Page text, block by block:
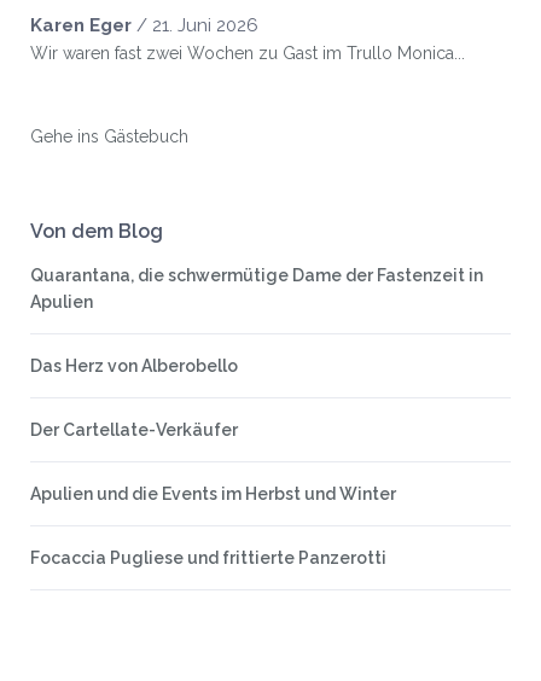
Karen Eger / 21. Juni 2026
Wir waren fast zwei Wochen zu Gast im Trullo Monica...
Gehe ins Gästebuch
Von dem Blog
Quarantana, die schwermütige Dame der Fastenzeit in
Apulien
Das Herz von Alberobello
Der Cartellate-Verkäufer
Apulien und die Events im Herbst und Winter
Focaccia Pugliese und frittierte Panzerotti